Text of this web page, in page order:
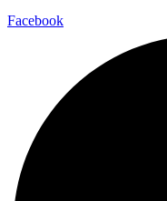
Facebook